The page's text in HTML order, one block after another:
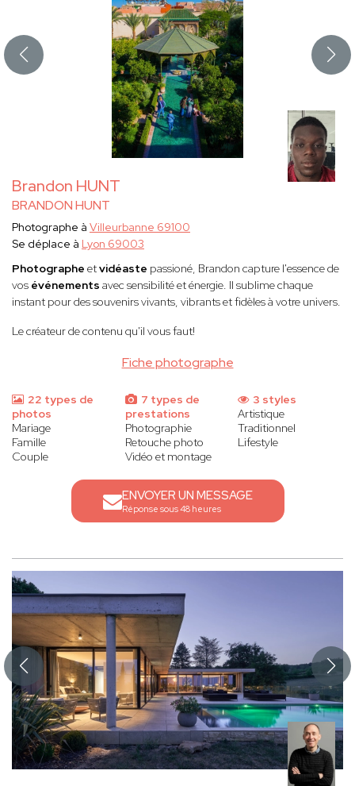
Brandon HUNT
BRANDON HUNT
Fiche photographe
Photographe à Villeurbanne 69100
Se déplace à Lyon 69003
Photographe etvidéaste passioné, Brandon capture l'essence de
vos événements avec sensibilité et énergie. Il sublime chaque
instant pour des souvenirs vivants, vibrants et fidèles à votre univers.
Le créateur de contenu qu'il vous faut!
22 types de
photos
Mariage
Famille
Couple
7 types de
prestations
Photographie
Retouche photo
Vidéo et montage
3 styles
Artistique
Traditionnel
Lifestyle
ENVOYER UN MESSAGE
Réponse sous 48 heures